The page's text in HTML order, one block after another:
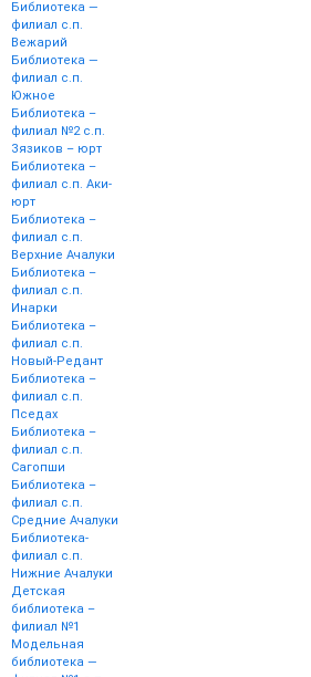
Библиотека —
филиал с.п.
Вежарий
Библиотека —
филиал с.п.
Южное
Библиотека –
филиал №2 с.п.
Зязиков – юрт
Библиотека –
филиал с.п. Аки-
юрт
Библиотека –
филиал с.п.
Верхние Ачалуки
Библиотека –
филиал с.п.
Инарки
Библиотека –
филиал с.п.
Новый-Редант
Библиотека –
филиал с.п.
Пседах
Библиотека –
филиал с.п.
Сагопши
Библиотека –
филиал с.п.
Средние Ачалуки
Библиотека-
филиал с.п.
Нижние Ачалуки
Детская
библиотека –
филиал №1
Модельная
библиотека —